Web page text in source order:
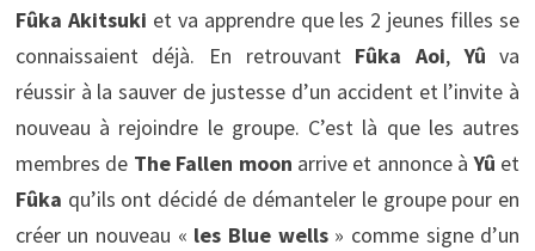
Fûka Akitsuki et va apprendre que les 2 jeunes filles se
connaissaient déjà. En retrouvantFûka Aoi,Yûva
réussir à la sauver de justesse d’un accident et l’invite à
nouveau à rejoindre le groupe. C’est là que les autres
membres de The Fallen moon arrive et annonce àYû et
Fûka qu’ils ont décidé de démanteler le groupe pour en
créer un nouveau « les Blue wells» comme signe d’un